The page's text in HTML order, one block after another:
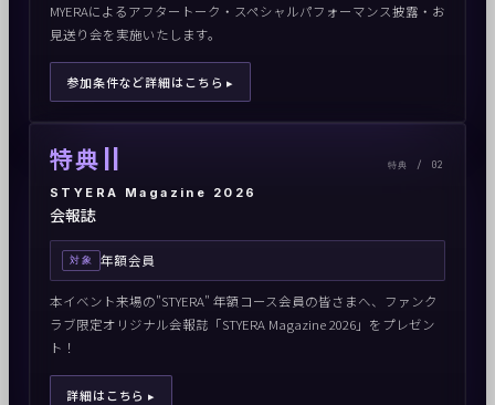
MYERAによるアフタートーク・スペシャルパフォーマンス披露・お
見送り会を実施いたします。
参加条件など詳細はこちら ▸
特典 II 特典 / 02
STYERA Magazine 2026
会報誌
対象 年額会員
本イベント来場の"STYERA" 年額コース会員の皆さまへ、ファンク
ラブ限定オリジナル会報誌「STYERA Magazine 2026」をプレゼン
ト！
詳細はこちら ▸